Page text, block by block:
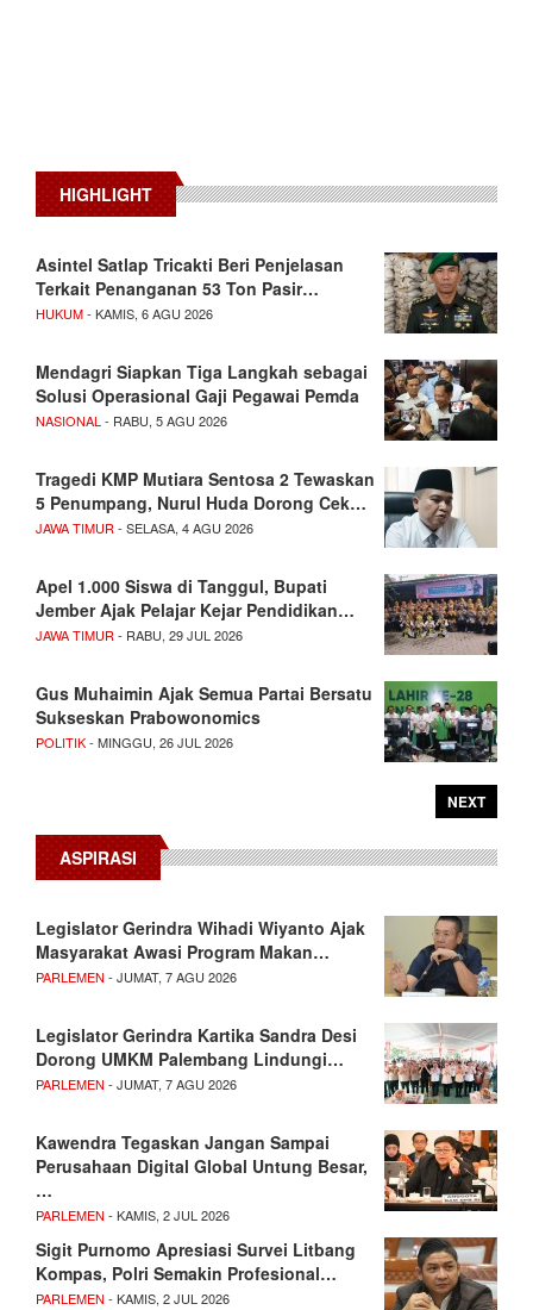
HIGHLIGHT
Asintel Satlap Tricakti Beri Penjelasan
Terkait Penanganan 53 Ton Pasir…
HUKUM- KAMIS, 6 AGU 2026
Mendagri Siapkan Tiga Langkah sebagai
Solusi Operasional Gaji Pegawai Pemda
NASIONAL- RABU, 5 AGU 2026
Tragedi KMP Mutiara Sentosa 2 Tewaskan
5 Penumpang, Nurul Huda Dorong Cek…
JAWA TIMUR- SELASA, 4 AGU 2026
Apel 1.000 Siswa di Tanggul, Bupati
Jember Ajak Pelajar Kejar Pendidikan…
JAWA TIMUR- RABU, 29 JUL 2026
Gus Muhaimin Ajak Semua Partai Bersatu
Sukseskan Prabowonomics
POLITIK- MINGGU, 26 JUL 2026
NEXT
ASPIRASI
Legislator Gerindra Wihadi Wiyanto Ajak
Masyarakat Awasi Program Makan…
PARLEMEN - JUMAT, 7 AGU 2026
Legislator Gerindra Kartika Sandra Desi
Dorong UMKM Palembang Lindungi…
PARLEMEN - JUMAT, 7 AGU 2026
Kawendra Tegaskan Jangan Sampai
Perusahaan Digital Global Untung Besar,
…
PARLEMEN - KAMIS, 2 JUL 2026
Sigit Purnomo Apresiasi Survei Litbang
Kompas, Polri Semakin Profesional…
PARLEMEN - KAMIS, 2 JUL 2026